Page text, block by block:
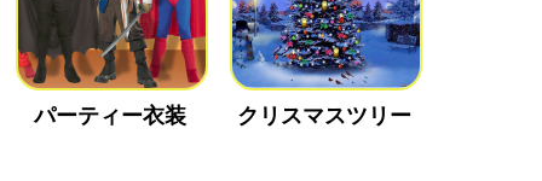
パーティー衣装 クリスマスツリー